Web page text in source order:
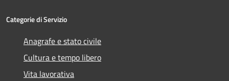
Categorie di Servizio
Anagrafe e stato civile
Cultura e tempo libero
Vita lavorativa